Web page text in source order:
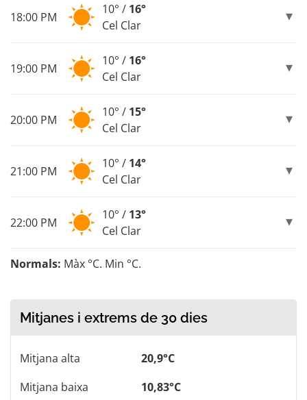
18:00 PM
10° / 16°
Cel Clar
19:00 PM
10° / 16°
Cel Clar
20:00 PM
10° / 15°
Cel Clar
21:00 PM
10° / 14°
Cel Clar
22:00 PM
10° / 13°
Cel Clar
Normals: Màx °C. Min °C.
Mitjanes i extrems de 30 dies
Mitjana alta
20,9°C
Mitjana baixa
10,83°C